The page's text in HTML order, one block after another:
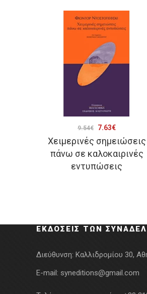
Χειμερινές σημειώσεις
πάνω σε καλοκαιρινές
εντυπώσεις
9.54€
Original
price
was:
9.54€.
7.63€Η
τρέχουσα
τιμή
είναι:
ΕΚΔΌΣΕΙΣ ΤΩΝ
Διεύθυνση: Καλλιδρομίου 30,
E-mail: syneditions@gmail.com